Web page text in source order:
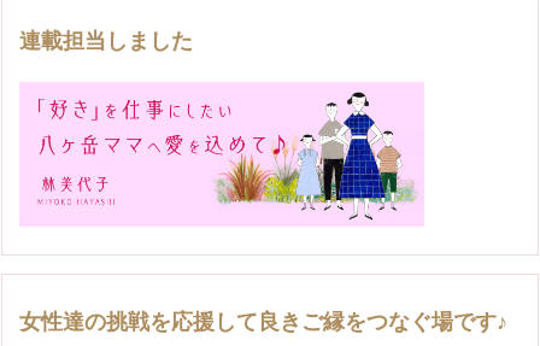
連載担当しました
女性達の挑戦を応援して良きご縁をつなぐ場です♪